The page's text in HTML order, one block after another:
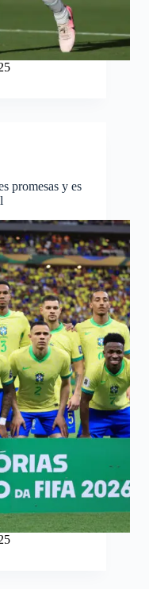
promesas y es